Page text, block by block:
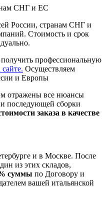
СНГ и ЕС
России, странам СНГ и
Стоимость и срок
профессиональную
сайте. Осуществляем
и Европы
отражены все нюансы
и последующей сборки
заказа в качестве
и в Москве. После
из этих складов,
суммы по Договору и
вашей итальянской